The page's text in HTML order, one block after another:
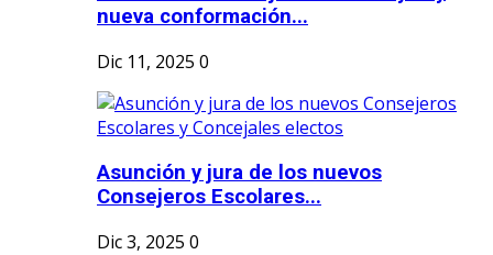
nueva conformación...
Dic 11, 2025 0
Asunción y jura de los nuevos
Consejeros Escolares...
Dic 3, 2025 0